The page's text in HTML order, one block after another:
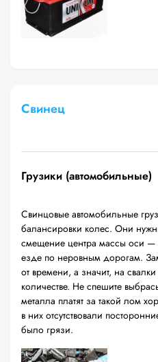
Свинец
Грузики (автомобильные)
Свинцовые автомобильные
балансировки колес. Они
смещение центра массы оси —
езде по неровным дорогам.
от времени, а значит, на
количестве. Не спешите
металла платят за такой лом
в них отсутствовали
было грязи.